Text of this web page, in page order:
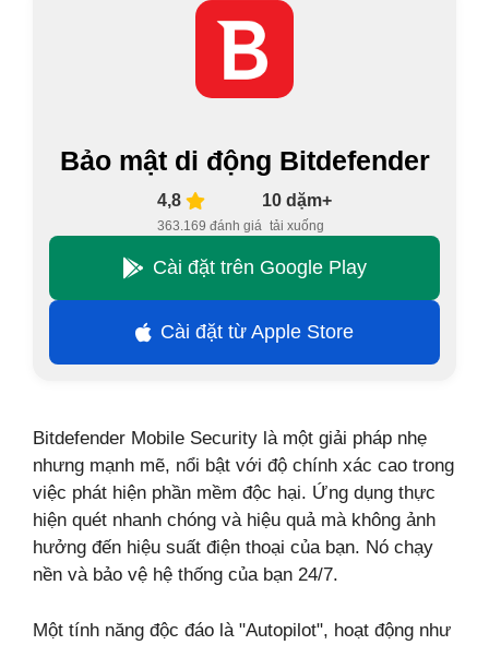
Bảo mật di động Bitdefender
4,8
363.169 đánh giá
10 dặm+
tải xuống
Cài đặt trên Google Play
Cài đặt từ Apple Store
Bitdefender Mobile Security là một giải pháp nhẹ
nhưng mạnh mẽ, nổi bật với độ chính xác cao trong
việc phát hiện phần mềm độc hại. Ứng dụng thực
hiện quét nhanh chóng và hiệu quả mà không ảnh
hưởng đến hiệu suất điện thoại của bạn. Nó chạy
nền và bảo vệ hệ thống của bạn 24/7.
Một tính năng độc đáo là "Autopilot", hoạt động như